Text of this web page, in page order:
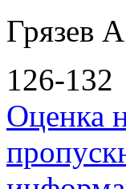
Грязев
126-132
Оценка